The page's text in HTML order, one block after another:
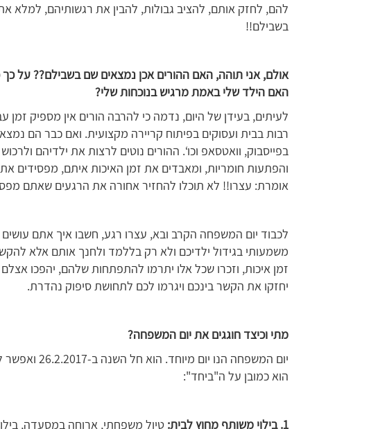
להם, לחזק אותם, להציב גבולות, להבין את רגשותיהם, למלא
בשבילם!!
אולם, אני תוהה, האם ההורים אכן נמצאים שם בשבילם?? על כך
האם הילד שלי באמת מרגיש בנוכחות שלי?
לעיתים, בעידן של היום, נדמה כי להרבה הורים אין מספיק
רבות בבית ועסוקים בפיתוח קריירה מקצועית. ואם כבר הם
בפייסבוק, וואטסאפ וכו‘. ההורים נוטים לרצות את ילדיהם
והפתעות חומריות, ומאבדים את זמן האיכות איתם, מפסידים
אומרת: עצרו!! לא תוכלו להחזיר אחורה את הרגעים שאתם
לכבוד יום המשפחה הקרב ובא, עצרו רגע, חשבו איך אתם עושים
משמעותי בגידול ילדיכם ולא רק בללמד ולחנך אותם אלא
זמן איכות, וזכרו שכל אלו יתרמו להתפתחות שלהם, יהפכו
יחזקו את הקשר בינכם ויגרמו לכם לתחושת סיפוק נהדרת.
מתי וכיצד חוגגים את יום המשפחה?
יום המשפחה הנו
הוא כמובן על ה"ביחד":
1. בילוי משותף מחוץ לבית: טיול משפחתי, ארוחה במסעדה, בילוי